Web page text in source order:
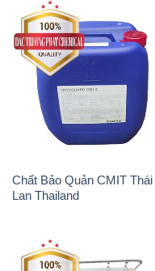
Chất Bảo Quản CMIT Thái
Lan Thailand